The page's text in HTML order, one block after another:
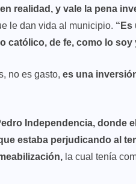
realidad, y vale la pena
le dan vida al municipio. “Es
católico, de fe, como lo soy
no es gasto, es una
Independencia, donde
estaba perjudicando al
la cual tenía